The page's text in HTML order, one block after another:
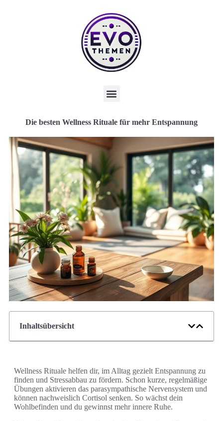
Die besten Wellness Rituale für mehr Entspannung
Inhaltsübersicht
Wellness Rituale helfen dir, im Alltag gezielt Entspannung zu
finden und Stressabbau zu fördern. Schon kurze, regelmäßige
Übungen aktivieren das parasympathische Nervensystem und
können nachweislich Cortisol senken. So wächst dein
Wohlbefinden und du gewinnst mehr innere Ruhe.